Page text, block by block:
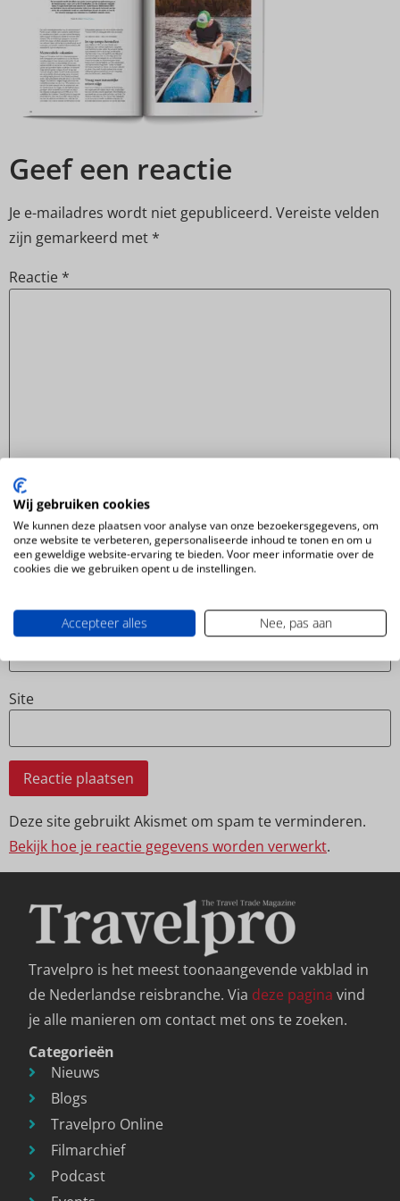
Geef een reactie
Je e-mailadres wordt niet gepubliceerd. Vereiste velden
zijn gemarkeerd met *
Reactie *
Hou me op de hoogte van nieuwe reacties via e-mail.
Naam*
Site
Deze site gebruikt Akismet om spam te verminderen.
Bekijk hoe je reactie gegevens worden verwerkt.
Travelpro is het meest toonaangevende vakblad in
de Nederlandse reisbranche. Via deze pagina vind
je alle manieren om contact met ons te zoeken.
Categorieën
Nieuws
Blogs
Travelpro Online
Filmarchief
Podcast
Wij gebruiken cookies
We kunnen deze plaatsen voor analyse van onze bezoekersgegevens, om
onze website te verbeteren, gepersonaliseerde inhoud te tonen en om u
een geweldige website-ervaring te bieden. Voor meer informatie over de
cookies die we gebruiken opent u de instellingen.
Accepteer alles Nee, pas aan